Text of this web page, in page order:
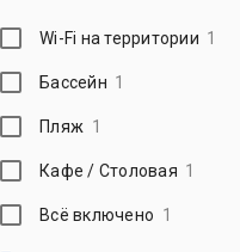
Wi-Fi на территории 1
Бассейн 1
Пляж 1
Кафе / Столовая 1
Всё включено 1